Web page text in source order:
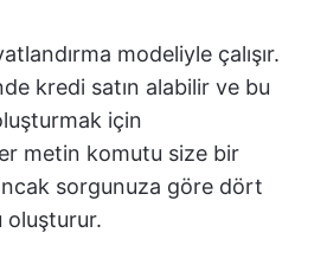
modeliyle çalışır.
kredi satın alabilir ve bu
için
metin komutu size bir
sorgunuza göre dört
oluşturur.